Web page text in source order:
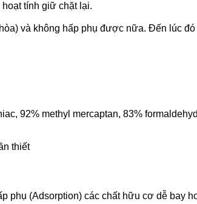
tính giữ chặt lại.
và không hấp phụ được nữa. Đến lúc
92% methyl mercaptan, 83%
thiết
(Adsorption) các chất hữu cơ dễ bay